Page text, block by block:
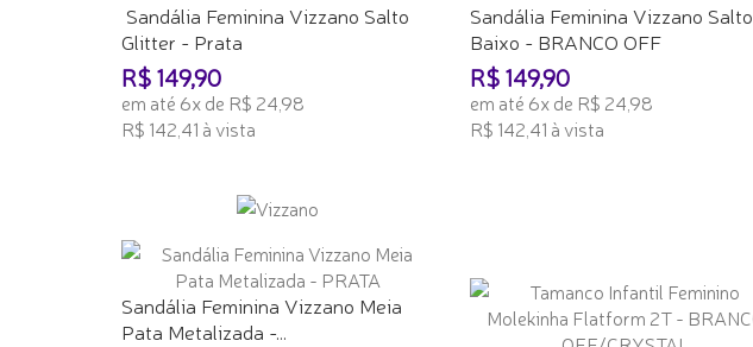
Sandália Feminina Vizzano Salto
Glitter - Prata
R$ 149,90
em até 6x de R$ 24,98
R$ 142,41 à vista
Sandália Feminina Vizzano Salto
Baixo - BRANCO OFF
R$ 149,90
em até 6x de R$ 24,98
R$ 142,41 à vista
Sandália Feminina Vizzano Meia
Pata Metalizada -...